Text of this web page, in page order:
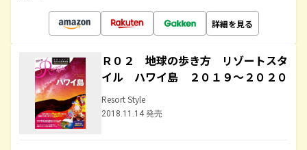
詳細を見る
Ｒ０２ 地球の歩き方 リゾートスタ
イル ハワイ島 ２０１９～２０２０
Resort Style
2018.11.14 発売